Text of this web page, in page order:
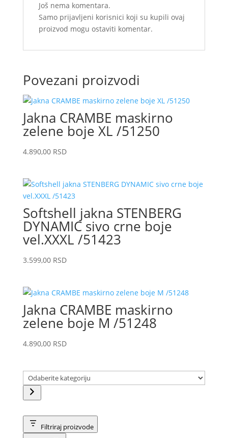
Još nema komentara.
Samo prijavljeni korisnici koji su kupili ovaj
proizvod mogu ostaviti komentar.
Povezani proizvodi
Jakna CRAMBE maskirno
zelene boje XL /51250
4.890,00 RSD
Softshell jakna STENBERG
DYNAMIC sivo crne boje
vel.XXXL /51423
3.599,00 RSD
Jakna CRAMBE maskirno
zelene boje M /51248
4.890,00 RSD
Odaberite
kategoriju
Filtriraj proizvode